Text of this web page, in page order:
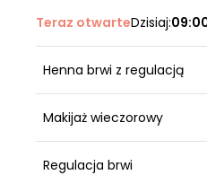
Teraz otwarteDzisiaj:
Henna brwi z regulacją
Makijaż wieczorowy
Regulacja brwi